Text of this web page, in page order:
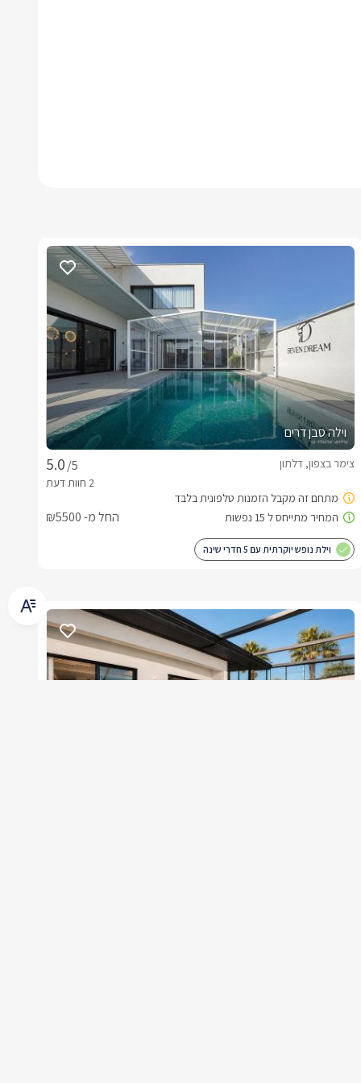
וילה סבן דרים
/5
צימר בצפון, דלתון
החל מ- ₪5500
וילת נופש יוקרתית עם 5 חדרי שינה